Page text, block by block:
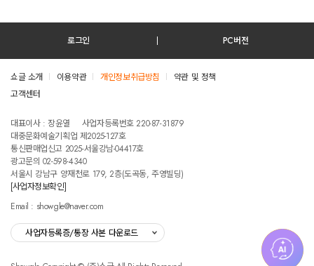
로그인 PC버전
쇼글 소개 이용약관 개인정보취급방침
약관 및 정책
고객센터
대표이사 : 장윤열
사업자등록번호 220-87-31879
대중문화예술기획업 제2025-127호
통신판매업신고 2025-서울강남-04417호
광고문의 02-598-4340
서울시 강남구 양재천로 179, 2층(도곡동, 주영빌딩)
[사업자정보확인]
Email : showgle@naver.com
사업자등록증/통장 사본 다운로드